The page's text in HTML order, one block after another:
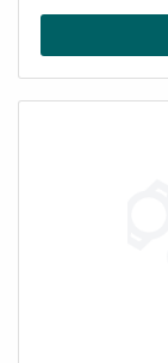
Commande
climatiseur.